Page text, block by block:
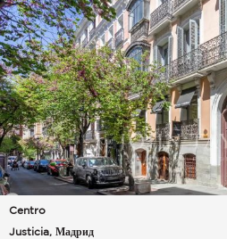
Centro
Justicia, Мадрид